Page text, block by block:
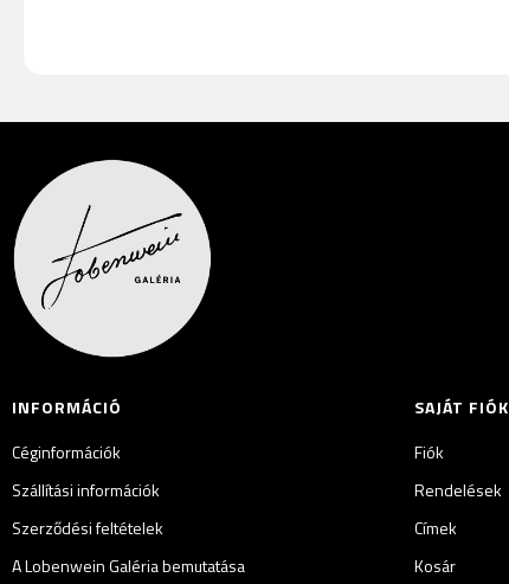
INFORMÁCIÓ
Céginformációk
Szállítási információk
Szerződési feltételek
A Lobenwein Galéria bemutatása
SAJÁT FIÓK
Fiók
Rendelések
Címek
Kosár